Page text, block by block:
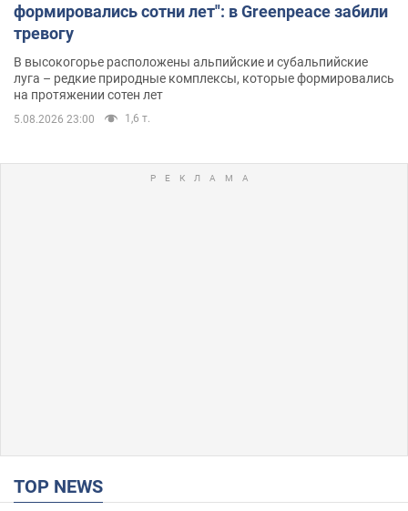
формировались сотни лет": в Greenpeace забили
тревогу
В высокогорье расположены альпийские и субальпийские
луга – редкие природные комплексы, которые формировались
на протяжении сотен лет
5.08.2026 23:00 1,6 т.
TOP NEWS